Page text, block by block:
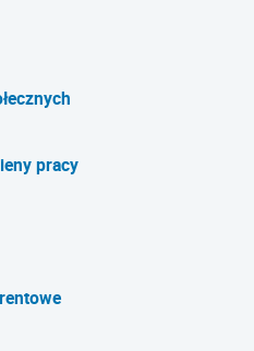
pracy